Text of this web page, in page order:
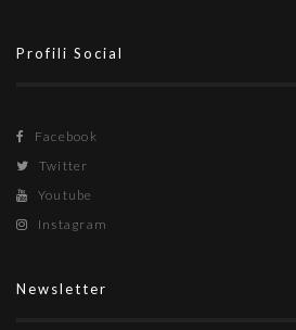
Profili Social
Facebook
Twitter
Youtube
Instagram
Newsletter